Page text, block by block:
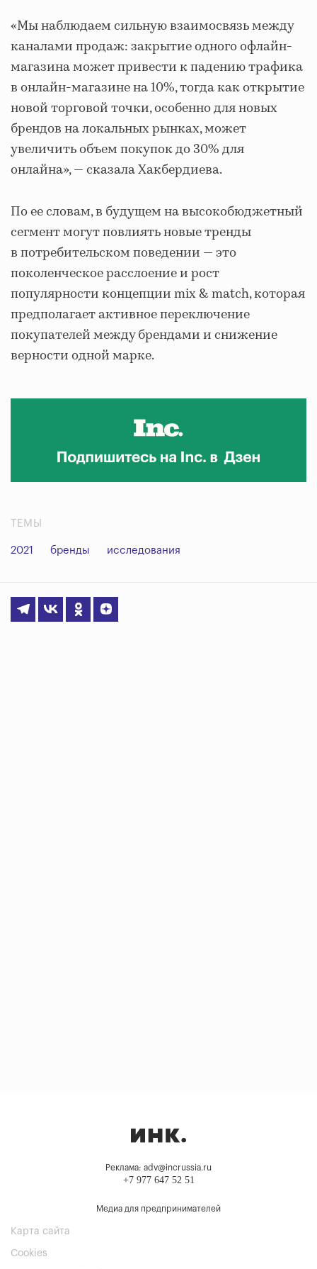
«Мы наблюдаем сильную взаимосвязь между
каналами продаж: закрытие одного офлайн-
магазина может привести к падению трафика
в онлайн-магазине на 10%, тогда как открытие
новой торговой точки, особенно для новых
брендов на локальных рынках, может
увеличить объем покупок до 30% для
онлайна», — сказала Хакбердиева.
По ее словам, в будущем на высокобюджетный
сегмент могут повлиять новые тренды
в потребительском поведении — это
поколенческое расслоение и рост
популярности концепции mix & match, которая
предполагает активное переключение
покупателей между брендами и снижение
верности одной марке.
ТЕМЫ
2021 бренды исследования
Реклама: adv@incrussia.ru
+7 977 647 52 51
Медиа для предпринимателей
Карта сайта
Cookies